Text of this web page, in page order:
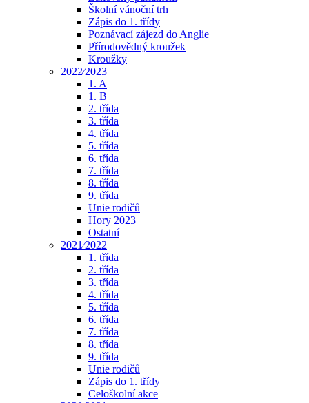
Školní vánoční trh
Zápis do 1. třídy
Poznávací zájezd do Anglie
Přírodovědný kroužek
Kroužky
2022⁄2023
1. A
1. B
2. třída
3. třída
4. třída
5. třída
6. třída
7. třída
8. třída
9. třída
Unie rodičů
Hory 2023
Ostatní
2021⁄2022
1. třída
2. třída
3. třída
4. třída
5. třída
6. třída
7. třída
8. třída
9. třída
Unie rodičů
Zápis do 1. třídy
Celoškolní akce